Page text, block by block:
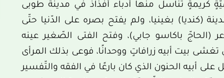
كريمةٍ تناسل منها أدباء أفذاذٌ في مدينة طوبى
ولد صاحبنا عام 1952م في مدينة (كنديا) بغينيا، ولم يفتح بصره على الدّنيا حتّى
باكاسو جابي)، وفتح الفتى الصّغير عينه
بيت أبيه زرافاتٍ ووحدانًا، فوعى بذلك المرأى
أبيه الحنون الذي كان بارعًا في الفقه والتّفسير